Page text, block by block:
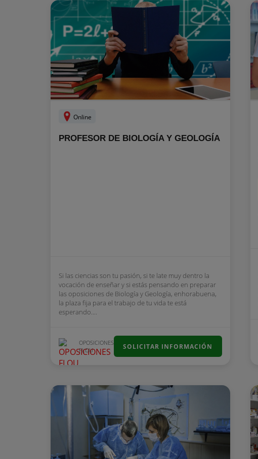
Online
PROFESOR DE BIOLOGÍA Y GEOLOGÍA
Si las ciencias son tu pasión, si te late muy dentro la
vocación de enseñar y si estás pensando en preparar
las oposiciones de Biología y Geología, enhorabuena,
la plaza fija para el trabajo de tu vida te está
esperando....
OPOSICIONES
FLOU
SOLICITAR INFORMACIÓN